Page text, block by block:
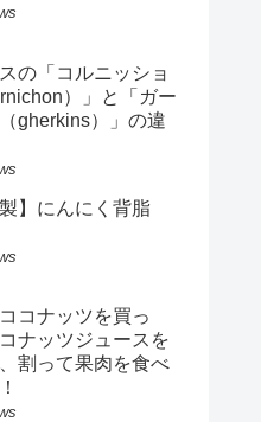
の「コルニッショ
）」と「ガー
gherkins）」の違
製】にんにく背脂
コナッツを買っ
ナッツジュースを
割って果肉を食べ